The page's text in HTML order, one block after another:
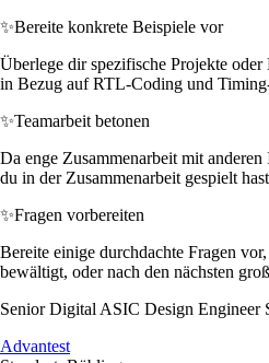
✨Bereite konkrete Beispiele vor
Überlege dir spezifische Projekte
in Bezug auf RTL-Coding und
✨Teamarbeit betonen
Da enge Zusammenarbeit mit
du in der Zusammenarbeit gespielt
✨Fragen vorbereiten
Bereite einige durchdachte Fragen
bewältigt, oder nach den nächsten
Senior Digital ASIC Design Engineer
Advantest